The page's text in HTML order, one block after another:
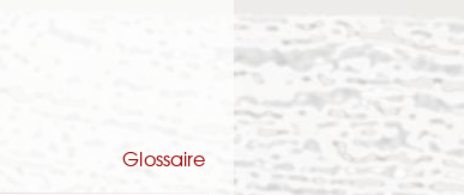
Glossaire